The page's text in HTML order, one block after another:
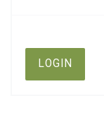
LOGIN